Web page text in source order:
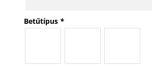
Betűtípus *